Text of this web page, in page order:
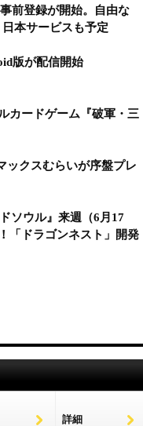
前登録が開始。自由な
本サービスも予定
版が配信開始
カードゲーム『破軍・三
ックスむらいが序盤プレ
ソウル』来週（6月17
「ドラゴンネスト」開発
詳細